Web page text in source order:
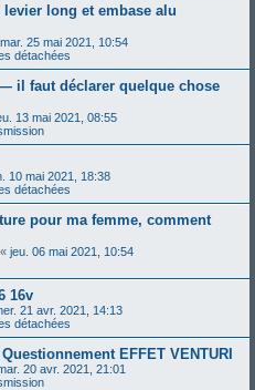
long et embase alu
mar. 25 mai 2021, 10:54
détachées
il faut déclarer quelque chose
13 mai 2021, 08:55
10 mai 2021, 18:38
détachées
pour ma femme, comment
« jeu. 06 mai 2021, 10:54
16v
21 avr. 2021, 14:13
détachées
EFFET VENTURI
20 avr. 2021, 21:01